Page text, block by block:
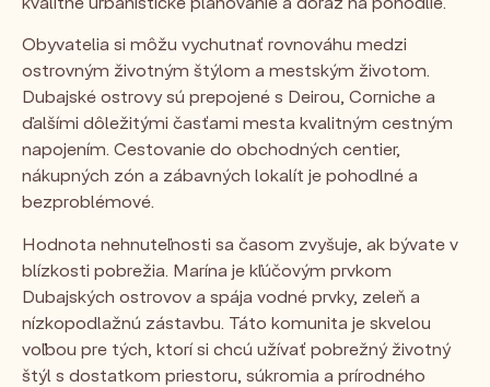
Obyvatelia si môžu vychutnať rovnováhu medzi
ostrovným životným štýlom a mestským životom.
Dubajské ostrovy sú prepojené s Deirou, Corniche a
ďalšími dôležitými časťami mesta kvalitným cestným
napojením. Cestovanie do obchodných centier,
nákupných zón a zábavných lokalít je pohodlné a
bezproblémové.
Hodnota nehnuteľnosti sa časom zvyšuje, ak bývate v
blízkosti pobrežia. Marína je kľúčovým prvkom
Dubajských ostrovov a spája vodné prvky, zeleň a
nízkopodlažnú zástavbu. Táto komunita je skvelou
voľbou pre tých, ktorí si chcú užívať pobrežný životný
štýl s dostatkom priestoru, súkromia a prírodného